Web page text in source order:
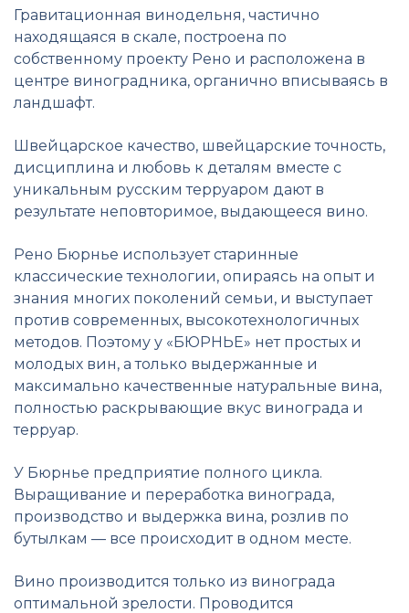
Гравитационная винодельня, частично
находящаяся в скале, построена по
собственному проекту Рено и расположена в
центре виноградника, органично вписываясь в
ландшафт.
Швейцарское качество, швейцарские точность,
дисциплина и любовь к деталям вместе с
уникальным русским терруаром дают в
результате неповторимое, выдающееся вино.
Рено Бюрнье использует старинные
классические технологии, опираясь на опыт и
знания многих поколений семьи, и выступает
против современных, высокотехнологичных
методов. Поэтому у «БЮРНЬЕ» нет простых и
молодых вин, а только выдержанные и
максимально качественные натуральные вина,
полностью раскрывающие вкус винограда и
терруар.
У Бюрнье предприятие полного цикла.
Выращивание и переработка винограда,
производство и выдержка вина, розлив по
бутылкам — все происходит в одном месте.
Вино производится только из винограда
оптимальной зрелости. Проводится